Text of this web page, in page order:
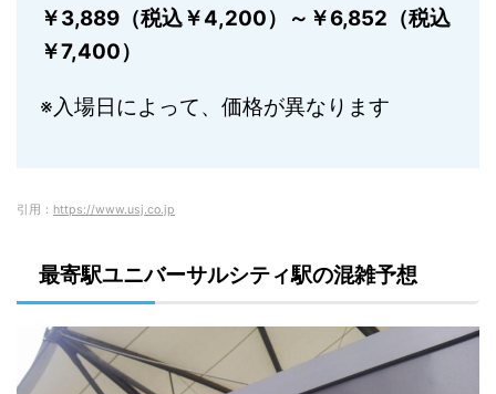
￥3,889（税込￥4,200）～ ￥6,852（税込
￥7,400）
※入場日によって、価格が異なります
引用： https://www.usj.co.jp
最寄駅ユニバーサルシティ駅の混雑予想